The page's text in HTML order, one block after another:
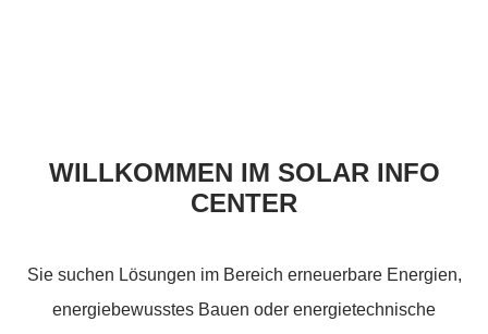
WILLKOMMEN IM SOLAR INFO
CENTER
Sie suchen Lösungen im Bereich erneuerbare Energien,
energiebewusstes Bauen oder energietechnische